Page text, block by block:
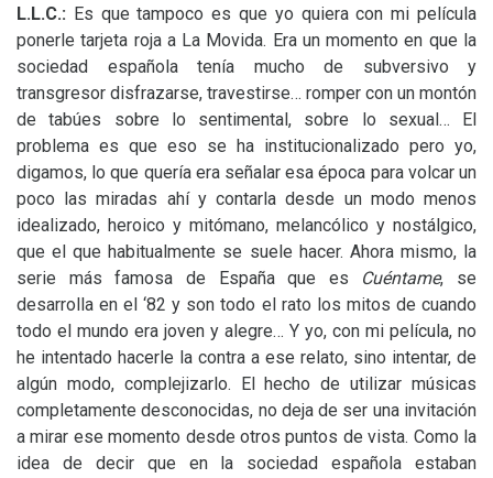
L.L.C.: Es que tampoco es que yo quiera con mi película
ponerle tarjeta roja a La Movida. Era un momento en que la
sociedad española tenía mucho de subversivo y
transgresor disfrazarse, travestirse… romper con un montón
de tabúes sobre lo sentimental, sobre lo sexual… El
problema es que eso se ha institucionalizado pero yo,
digamos, lo que quería era señalar esa época para volcar un
poco las miradas ahí y contarla desde un modo menos
idealizado, heroico y mitómano, melancólico y nostálgico,
que el que habitualmente se suele hacer. Ahora mismo, la
serie más famosa de España que es Cuéntame, se
desarrolla en el ‘82 y son todo el rato los mitos de cuando
todo el mundo era joven y alegre… Y yo, con mi película, no
he intentado hacerle la contra a ese relato, sino intentar, de
algún modo, complejizarlo. El hecho de utilizar músicas
completamente desconocidas, no deja de ser una invitación
a mirar ese momento desde otros puntos de vista. Como la
idea de decir que en la sociedad española estaban